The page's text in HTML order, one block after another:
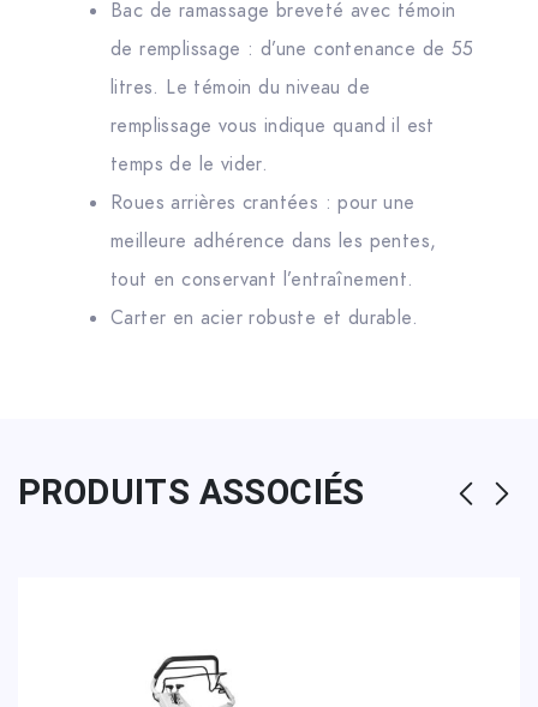
Bac de ramassage breveté avec témoin
de remplissage : d’une contenance de 55
litres. Le témoin du niveau de
remplissage vous indique quand il est
temps de le vider.
Roues arrières crantées : pour une
meilleure adhérence dans les pentes,
tout en conservant l’entraînement.
Carter en acier robuste et durable.
PRODUITS ASSOCIÉS